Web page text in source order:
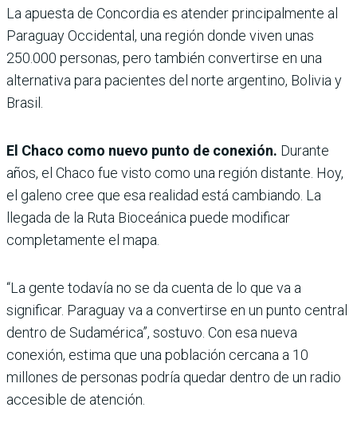
La apuesta de Concordia es atender principalmente al
Paraguay Occidental, una región donde viven unas
250.000 personas, pero también convertirse en una
alternativa para pacientes del norte argentino, Bolivia y
Brasil.
El Chaco como nuevo punto de conexión. Durante
años, el Chaco fue visto como una región distante. Hoy,
el galeno cree que esa realidad está cambiando. La
llegada de la Ruta Bioceánica puede modificar
completamente el mapa.
“La gente todavía no se da cuenta de lo que va a
significar. Paraguay va a convertirse en un punto central
dentro de Sudamérica”, sostuvo. Con esa nueva
conexión, estima que una población cercana a 10
millones de personas podría quedar dentro de un radio
accesible de atención.